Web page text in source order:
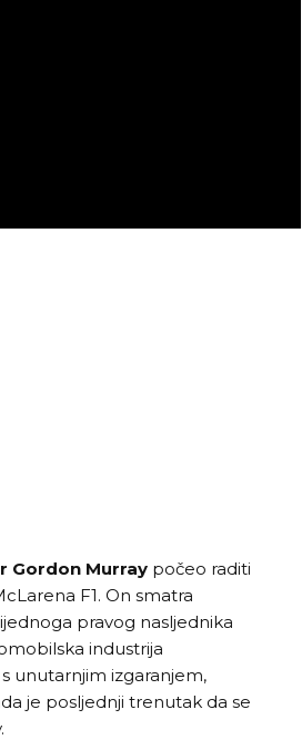
Gordon Murray počeo raditi
F1. On smatra
pravog nasljednika
industrija
unutarnjim izgaranjem,
je posljednji trenutak da se